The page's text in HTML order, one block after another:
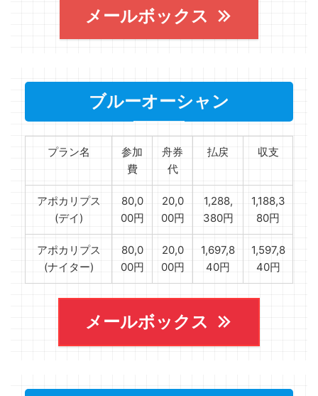
メールボックス
ブルーオーシャン
プラン名
参加
費
舟券
代
払戻 収支
アポカリプス
(デイ)
80,0
00円
20,0
00円
1,288,
380円
1,188,3
80円
アポカリプス
(ナイター)
80,0
00円
20,0
00円
1,697,8
40円
1,597,8
40円
メールボックス